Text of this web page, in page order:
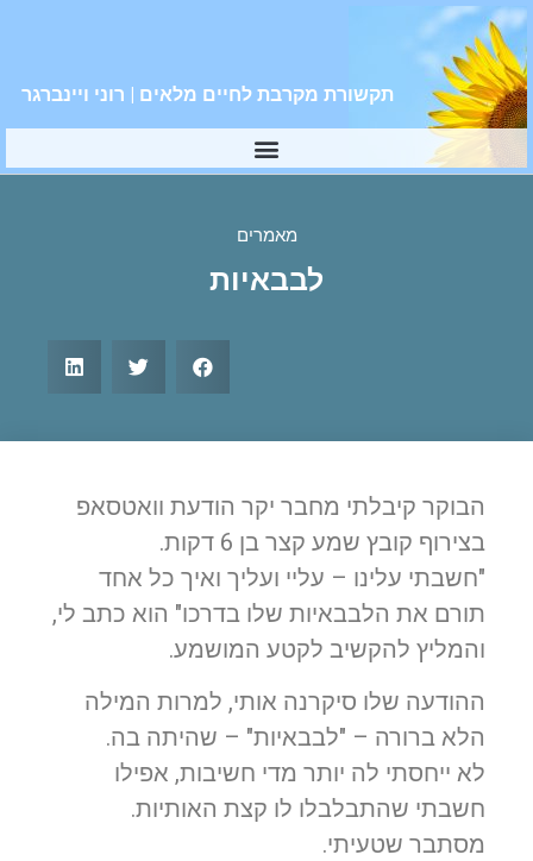
תקשורת מקרבת לחיים מלאים | רוני ויינברגר
מאמרים
לבבאיות
הבוקר קיבלתי מחבר יקר הודעת וואטסאפ
בצירוף קובץ שמע קצר בן 6 דקות.
"חשבתי עלינו – עליי ועליך ואיך כל אחד
תורם את הלבבאיות שלו בדרכו" הוא כתב לי,
והמליץ להקשיב לקטע המושמע.
ההודעה שלו סיקרנה אותי, למרות המילה
הלא ברורה – "לבבאיות" – שהיתה בה.
לא ייחסתי לה יותר מדי חשיבות, אפילו
חשבתי שהתבלבלו לו קצת האותיות.
מסתבר שטעיתי.